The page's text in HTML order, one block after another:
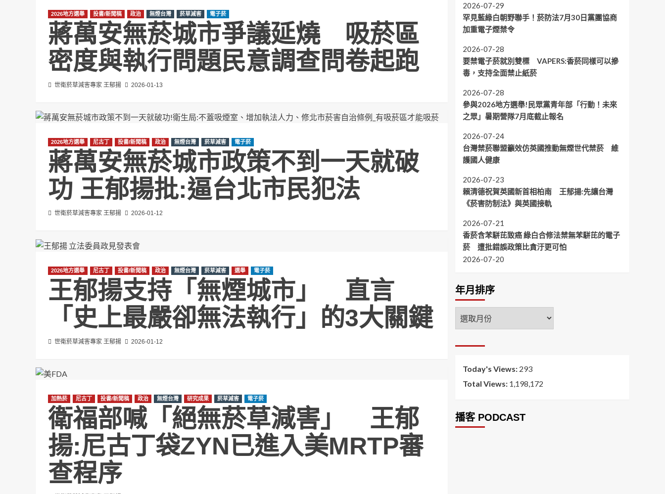
2026地方選舉 投書/新聞稿 政治 無煙台灣 菸草減害 電子菸
蔣萬安無菸城市爭議延燒 吸菸區
密度與執行問題民意調查問卷起跑
世衛菸草減害專家 王郁揚 2026-01-13
2026地方選舉 尼古丁 投書/新聞稿 政治 無煙台灣 菸草減害 電子菸
蔣萬安無菸城市政策不到一天就破
功 王郁揚批:逼台北市民犯法
世衛菸草減害專家 王郁揚 2026-01-12
2026地方選舉 尼古丁 投書/新聞稿 政治 無煙台灣 菸草減害 選舉 電子菸
王郁揚支持「無煙城市」 直言
「史上最嚴卻無法執行」的3大關鍵
世衛菸草減害專家 王郁揚 2026-01-12
加熱菸 尼古丁 投書/新聞稿 政治 無煙台灣 研究成果 菸草減害 電子菸
衛福部喊「絕無菸草減害」 王郁
揚:尼古丁袋ZYN已進入美MRTP審
查程序
2026-07-29
罕見藍綠白朝野聯手！菸防法7月30日黨團協商
加重電子煙禁令
2026-07-28
要禁電子菸就別雙標 VAPERS:香菸同樣可以摻
毒，支持全面禁止紙菸
2026-07-28
參與2026地方選舉!民眾黨青年部「行動！未來
之眾」暑期營隊7月底截止報名
2026-07-24
台灣禁菸聯盟籲效仿英國推動無煙世代禁菸 維
護國人健康
2026-07-23
賴清德祝賀英國新首相柏南 王郁揚:先讓台灣
《菸害防制法》與英國接軌
2026-07-21
香菸含苯駢芘致癌 綠白合修法禁無苯駢芘的電子
菸 遭批錯誤政策比貪汙更可怕
2026-07-20
年月排序
年
月
序
Today's Views: 293
Total Views: 1,198,172
播客 PODCAST